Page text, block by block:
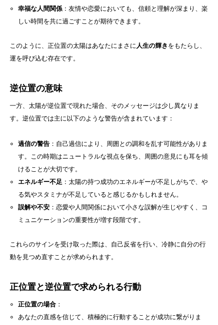
幸福な人間関係：友情や恋愛においても、信頼と理解が深まり、楽
しい時間を共に過ごすことが期待できます。
このように、正位置の太陽はあなたにまさに 人生の輝き をもたらし、
運を呼び込む存在です。
逆位置の意味
一方、太陽が逆位置で現れた場合、そのメッセージは少し異なりま
す。逆位置では主に以下のような警告が含まれています：
過信の警告：自己過信により、周囲との調和を乱す可能性がありま
す。この時期はニュートラルな視点を保ち、周囲の意見にも耳を傾
けることが大切です。
エネルギー不足 ：太陽の持つ成功のエネルギーが不足しがちで、や
る気やスタミナが不足していると感じるかもしれません。
誤解や不安：恋愛や人間関係において小さな誤解が生じやすく、コ
ミュニケーションの重要性が増す段階です。
これらのサインを受け取った際は、自己反省を行い、冷静に自分の行
動を見つめ直すことが求められます。
正位置と逆位置で求められる行動
正位置の場合：
あなたの直感を信じて、積極的に行動することが成功に繋がりま